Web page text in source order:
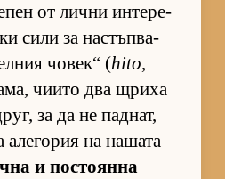
от лични ин­те­ре­
сили за нас­тъп­ва­
чо­век“ (hito,
чи­ито два щриха
за да не пад­нат,
але­го­рия на на­шата
и пос­то­янна